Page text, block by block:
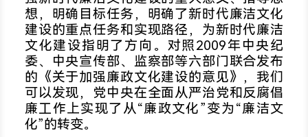
想，明确目标任务，明确了新时代廉洁文化
建设的重点任务和实现路径，为新时代廉洁
文化建设指明了方向。对照2009年中央纪
委、中央宣传部、监察部等六部门联合发布
的《关于加强廉政文化建设的意见》，我们
可以发现，党中央在全面从严治党和反腐倡
廉工作上实现了从“廉政文化”变为“廉洁文
化”的转变。